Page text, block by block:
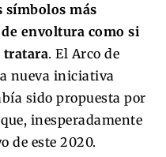
símbolos más
envoltura como si
tratara. El Arco de
nueva iniciativa
sido propuesta por
inesperadamente
de este 2020.